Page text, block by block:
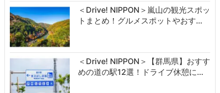
＜Drive! NIPPON＞嵐山の観光スポッ
トまとめ！グルメスポットやおす…
＜Drive! NIPPON＞【群馬県】おすす
めの道の駅12選！ドライブ休憩に…